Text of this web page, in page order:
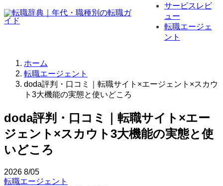
サービスレビ
ュー
転職エージェ
ント
ホーム
転職エージェント
doda評判・口コミ｜転職サイト×エージェント×スカウ
ト3大機能の実態と使いどころ
doda評判・口コミ｜転職サイト×エー
ジェント×スカウト3大機能の実態と使
いどころ
2026 8/05
転職エージェント